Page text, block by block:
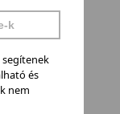
k
segítenek
és
nem